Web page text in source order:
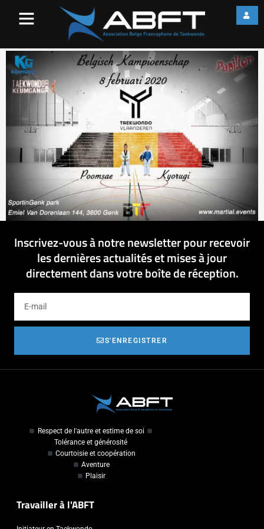
2459663604124428-
5546665545106980864-n
Inscrivez-vous à notre newsletter pour recevoir
les dernières actualités et mises à jour
directement dans votre boîte de réception.
S'ENREGISTRER
Respect de l'autre et estime de soi
Tolérance et générosité
Courtoisie et coopération
Aventure
Plaisir
Travailler à l'ABFT